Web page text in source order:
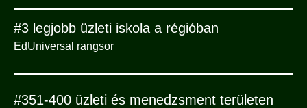
#3 legjobb üzleti iskola a régióban
EdUniversal rangsor
#351-400 üzleti és menedzsment területen